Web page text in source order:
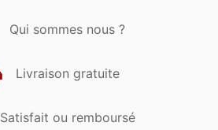
Qui sommes nous ?
Livraison gratuite
Satisfait ou remboursé